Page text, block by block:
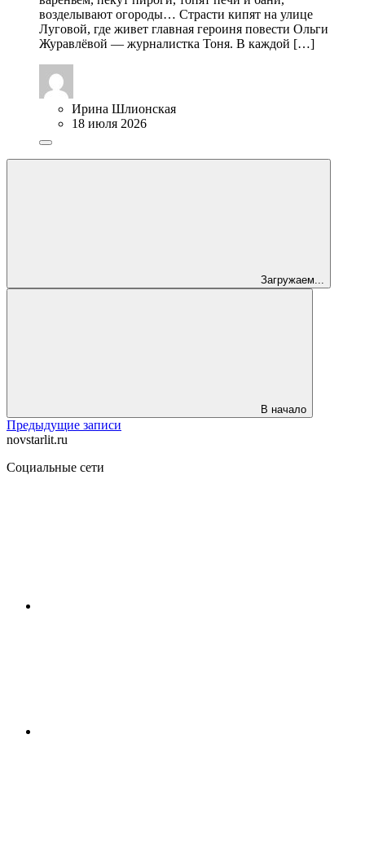
возделывают огороды… Страсти кипят на улице
Луговой, где живет главная героиня повести Ольги
Журавлёвой — журналистка Тоня. В каждой […]
Ирина Шлионская
18 июля 2026
Загружаем...
В начало
Предыдущие записи
novstarlit.ru
Социальные сети